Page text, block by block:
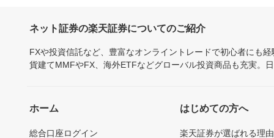
ネット証券の楽天証券についてのご紹介
FXや投資信託など、豊富なオンライントレードで初心者にも
貨建てMMFやFX、海外ETFなどグローバル投資商品も充実。
ホーム
総合口座ログイン
はじめての方へ
楽天証券が選ばれる理由